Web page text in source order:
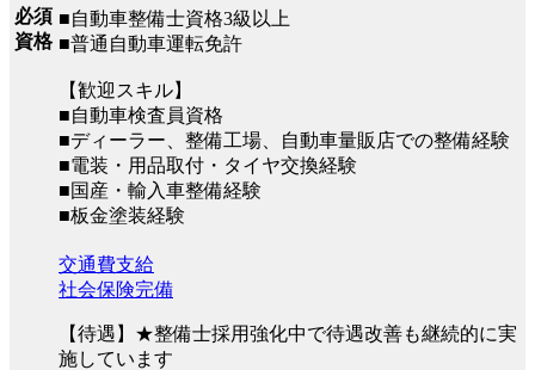
必須
資格
■自動車整備士資格3級以上
■普通自動車運転免許
【歓迎スキル】
■自動車検査員資格
■ディーラー、整備工場、自動車量販店での整備経験
■電装・用品取付・タイヤ交換経験
■国産・輸入車整備経験
■板金塗装経験
交通費支給
社会保険完備
【待遇】★整備士採用強化中で待遇改善も継続的に実
施しています